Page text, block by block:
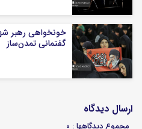
خونخواهی رهبر
گفتمانی تمدن‌ساز
ارسال دیدگاه
مجموع دیدگاهها : 0